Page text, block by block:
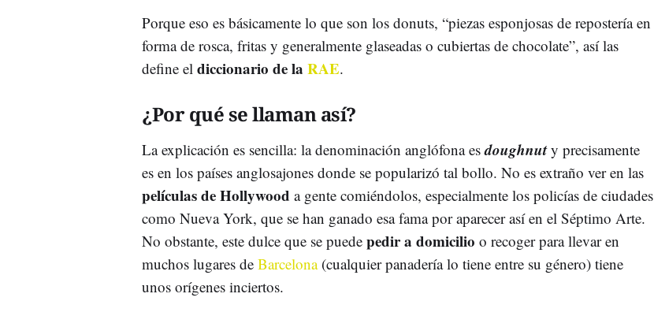
Porque eso es básicamente lo que son los donuts, “piezas esponjosas de repostería en
forma de rosca, fritas y generalmente glaseadas o cubiertas de chocolate”, así las
define el diccionario de la RAE.
¿Por qué se llaman así?
La explicación es sencilla: la denominación anglófona esdoughnuty precisamente
es en los países anglosajones donde se popularizó tal bollo. No es extraño ver en las
películas de Hollywood a gente comiéndolos, especialmente los policías de ciudades
como Nueva York, que se han ganado esa fama por aparecer así en el Séptimo Arte.
No obstante, este dulce que se puede pedir a domicilio o recoger para llevar en
muchos lugares de Barcelona(cualquier panadería lo tiene entre su género) tiene
unos orígenes inciertos.